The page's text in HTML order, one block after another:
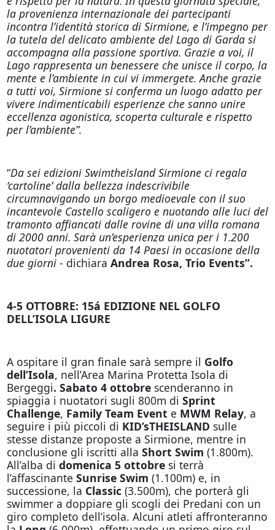
la provenienza internazionale dei partecipanti
incontra l’identità storica di Sirmione, e l’impegno per
la tutela del delicato ambiente del Lago di Garda si
accompagna alla passione sportiva. Grazie a voi, il
Lago rappresenta un benessere che unisce il corpo, la
mente e l’ambiente in cui vi immergete. Anche grazie
a tutti voi, Sirmione si conferma un luogo adatto per
vivere indimenticabili esperienze che sanno unire
eccellenza agonistica, scoperta culturale e rispetto
per l’ambiente”.
“Da sei edizioni Swimtheisland Sirmione ci regala
‘cartoline’ dalla bellezza indescrivibile
circumnavigando un borgo medioevale con il suo
incantevole Castello scaligero e nuotando alle luci del
tramonto affiancati dalle rovine di una villa romana
di 2000 anni. Sarà un’esperienza unica per i 1.200
nuotatori provenienti da 14 Paesi in occasione della
due giorni - dichiara Andrea Rosa, Trio Events”.
4-5 OTTOBRE: 15á EDIZIONE NEL GOLFO
DELL’ISOLA LIGURE
A ospitare il gran finale sarà sempre il Golfo
dell’Isola, nell’Area Marina Protetta Isola di
Bergeggi. Sabato 4 ottobrescenderanno in
spiaggia i nuotatori sugli 800m di Sprint
Challenge, Family Team Event e MWM Relay, a
seguire i più piccoli di KID’sTHEISLAND sulle
stesse distanze proposte a Sirmione, mentre in
conclusione gli iscritti alla Short Swim (1.800m).
All’alba di domenica 5 ottobresi terrà
l’affascinante Sunrise Swim (1.100m) e, in
successione, la Classic (3.500m), che porterà gli
swimmer a doppiare gli scogli dei Predani con un
giro completo dell’isola. Alcuni atleti affronteranno